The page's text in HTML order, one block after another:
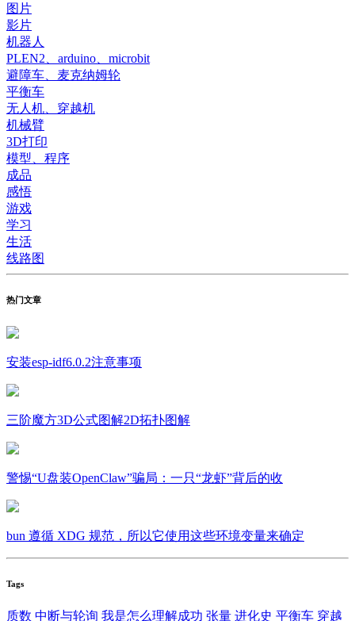
图片
影片
机器人
PLEN2、arduino、microbit
避障车、麦克纳姆轮
平衡车
无人机、穿越机
机械臂
3D打印
模型、程序
成品
感悟
游戏
学习
生活
线路图
热门文章
安装esp-idf6.0.2注意事项
三阶魔方3D公式图解2D拓扑图解
警惕“U盘装OpenClaw”骗局：一只“龙虾”背后的收
bun 遵循 XDG 规范，所以它使用这些环境变量来确定
Tags
质数 中断与轮询 我是怎么理解成功 张量 进化史 平衡车 穿越